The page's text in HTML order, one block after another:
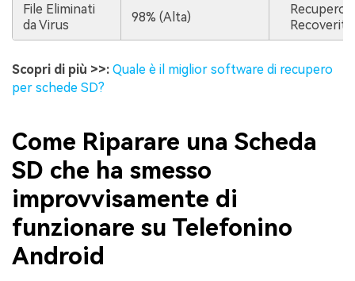
File Eliminati
da Virus
98% (Alta)
Recupero
Recoverit
Scopri di più >>: Quale è il miglior software di recupero
per schede SD?
Come Riparare una Scheda
SD che ha smesso
improvvisamente di
funzionare su Telefonino
Android